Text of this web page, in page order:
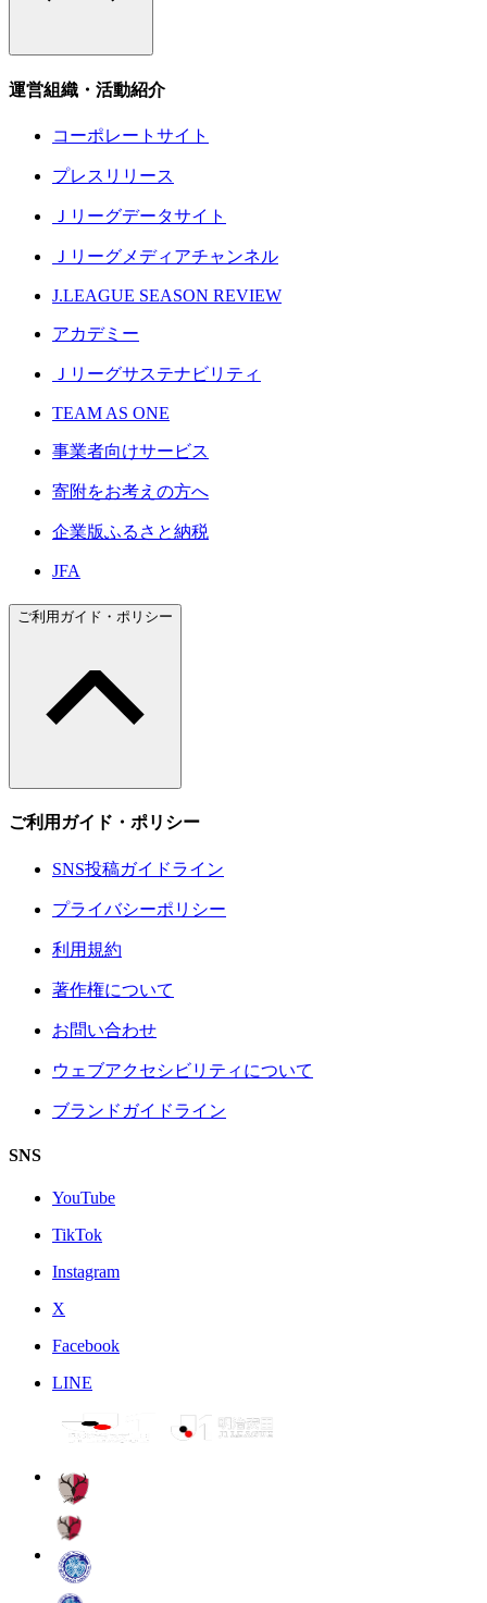
運営組織・活動紹介
コーポレートサイト
プレスリリース
Ｊリーグデータサイト
Ｊリーグメディアチャンネル
J.LEAGUE SEASON REVIEW
アカデミー
Ｊリーグサステナビリティ
TEAM AS ONE
事業者向けサービス
寄附をお考えの方へ
企業版ふるさと納税
JFA
ご利用ガイド・ポリシー
ご利用ガイド・ポリシー
SNS投稿ガイドライン
プライバシーポリシー
利用規約
著作権について
お問い合わせ
ウェブアクセシビリティについて
ブランドガイドライン
SNS
YouTube
TikTok
Instagram
X
Facebook
LINE